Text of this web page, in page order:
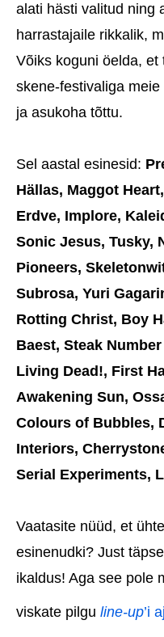
alati hästi valitud ning
harrastajaile rikkalik,
Võiks koguni öelda,
skene-festivaliga
ja asukoha tõttu.
Sel aastal esinesid:
Hällas, Maggot
Erdve, Implore,
Sonic Jesus, Tusky,
Pioneers,
Subrosa, Yuri
Rotting Christ, Boy
Baest, Steak
Living Dead!, First
Awakening Sun,
Colours of Bubbles,
Interiors,
Serial Experiments,
Vaatasite nüüd, et
esinenudki? Just
ikaldus! Aga see pole
viskate pilgu line-up’i